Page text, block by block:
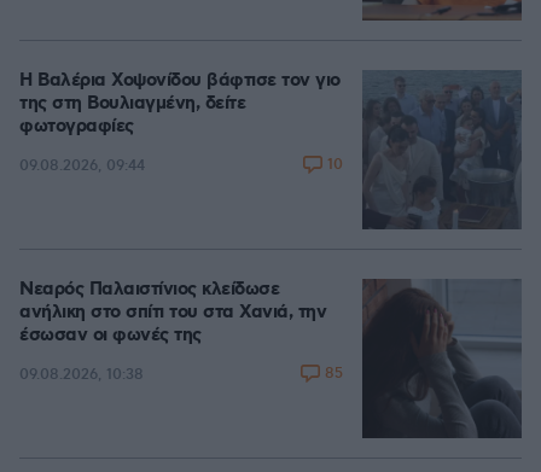
Η Βαλέρια Χοψονίδου βάφτισε τον γιο
της στη Βουλιαγμένη, δείτε
φωτογραφίες
09.08.2026, 09:44 10
Νεαρός Παλαιστίνιος κλείδωσε
ανήλικη στο σπίτι του στα Χανιά, την
έσωσαν οι φωνές της
09.08.2026, 10:38 85